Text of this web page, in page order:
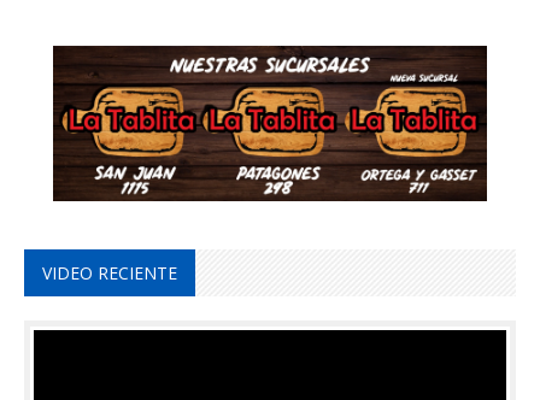
VIDEO RECIENTE